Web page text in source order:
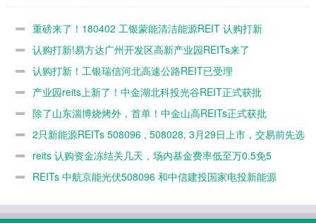
REIT 认购打
REITs来了
已受理
REIT正式获
重磅来了！180402 工银蒙能清洁能源REIT 认购打新
认购打新!易方达广州开发区高新产业园REITs来了
认购打新！工银瑞信河北高速公路REIT已受理
产业园reits上新了！中金湖北科投光谷REIT正式获批
除了山东淄博烧烤外，首单！中金山高REITs正式获批
2只新能源REITs 508096 , 508028, 3月29日上市，交易前先选
ETF万0.5免5
reits 认购资金冻结关几天，场内基金费率低至万0.5免5
REITs 中航京能光伏508096 和中信建投国家电投新能源